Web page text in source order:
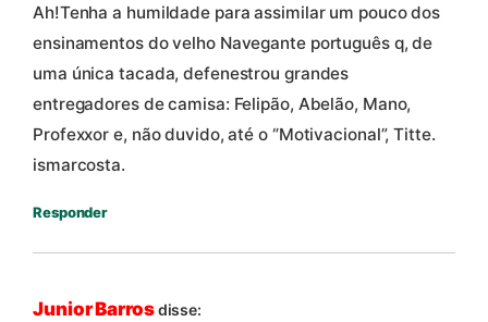
Ah!Tenha a humildade para assimilar um pouco dos
ensinamentos do velho Navegante português q, de
uma única tacada, defenestrou grandes
entregadores de camisa: Felipão, Abelão, Mano,
Profexxor e, não duvido, até o “Motivacional”, Titte.
ismarcosta.
Responder
Junior Barrosdisse: